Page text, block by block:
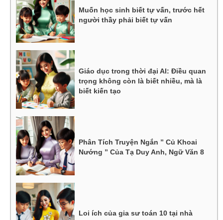
Muốn học sinh biết tự vấn, trước hết
người thầy phải biết tự vấn
Giáo dục trong thời đại AI: Điều quan
trọng không còn là biết nhiều, mà là
biết kiến tạo
Phân Tích Truyện Ngắn ” Củ Khoai
Nướng ” Của Tạ Duy Anh, Ngữ Văn 8
Loi ích của gia sư toán 10 tại nhà